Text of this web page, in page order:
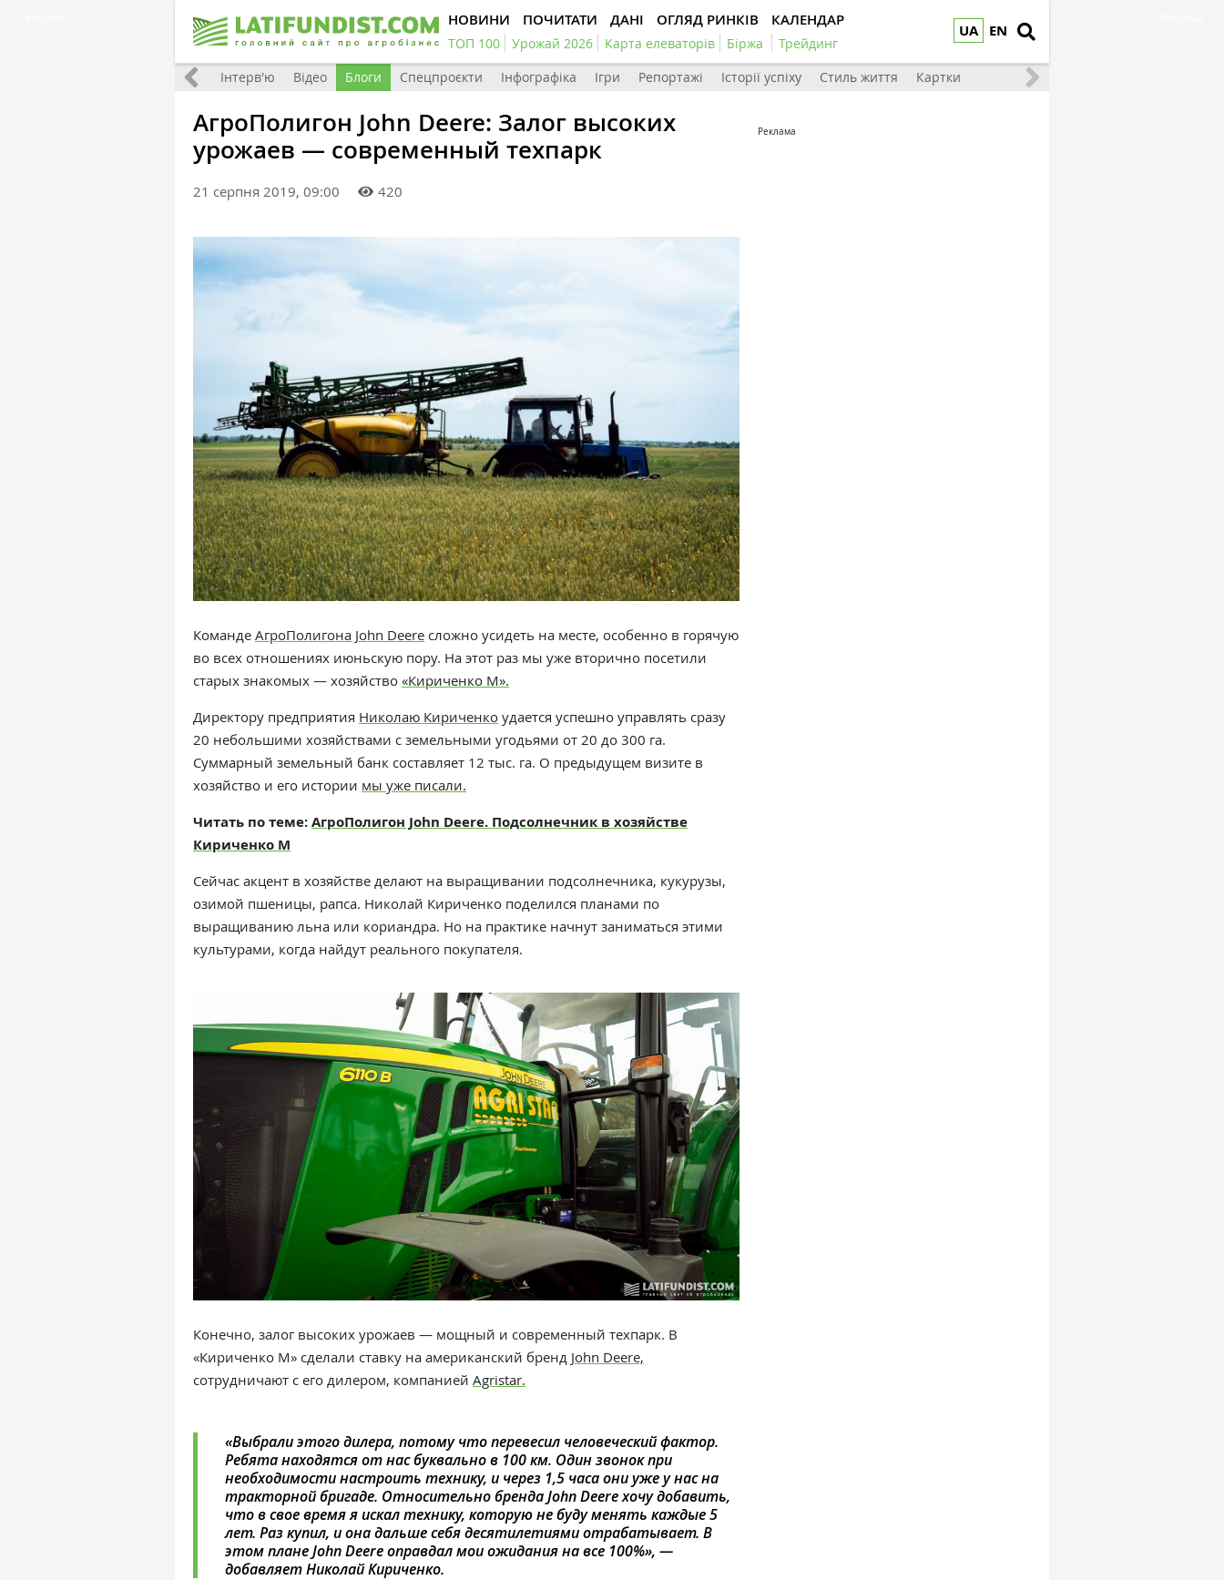
UA EN
НОВИНИ ПОЧИТАТИ ДАНІ ОГЛЯД РИНКІВ КАЛЕНДАР
ТОП 100 Урожай 2026 Карта елеваторів Біржа Трейдинг
Фото Інтерв'ю Відео Блоги Спецпроєкти Інфографіка Ігри Репортажі Історії успіху Стиль життя Картки
АгроПолигон John Deere: Залог высоких
урожаев — современный техпарк
21 серпня 2019, 09:00 420
Команде АгроПолигона John Deere сложно усидеть на месте, особенно в горячую
во всех отношениях июньскую пору. На этот раз мы уже вторично посетили
старых знакомых — хозяйство «Кириченко М».
Директору предприятия Николаю Кириченко удается успешно управлять сразу
20 небольшими хозяйствами с земельными угодьями от 20 до 300 га.
Суммарный земельный банк составляет 12 тыс. га. О предыдущем визите в
хозяйство и его истории мы уже писали.
Читать по теме:АгроПолигон John Deere. Подсолнечник в хозяйстве
Кириченко М
Сейчас акцент в хозяйстве делают на выращивании подсолнечника, кукурузы,
озимой пшеницы, рапса. Николай Кириченко поделился планами по
выращиванию льна или кориандра. Но на практике начнут заниматься этими
культурами, когда найдут реального покупателя.
Конечно, залог высоких урожаев — мощный и современный техпарк. В
«Кириченко М» сделали ставку на американский бренд John Deere,
сотрудничают с его дилером, компанией Agristar.
«Выбрали этого дилера, потому что перевесил человеческий фактор.
Ребята находятся от нас буквально в 100 км. Один звонок при
необходимости настроить технику, и через 1,5 часа они уже у нас на
тракторной бригаде. Относительно бренда John Deere хочу добавить,
что в свое время я искал технику, которую не буду менять каждые 5
лет. Раз купил, и она дальше себя десятилетиями отрабатывает. В
этом плане John Deere оправдал мои ожидания на все 100%», —
добавляет Николай Кириченко.
Реклама